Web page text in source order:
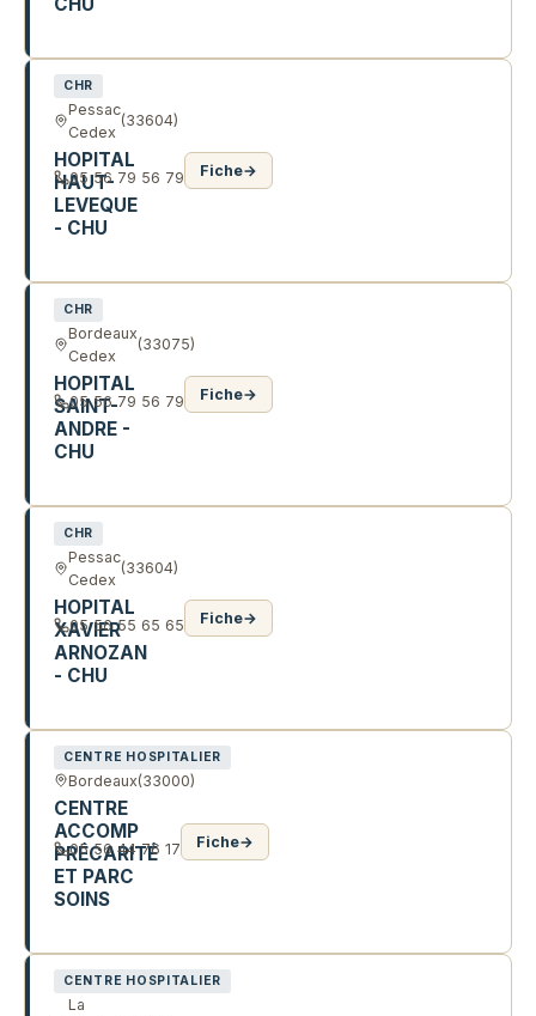
CHR
Pessac
Cedex
(33604)
HOPITAL
HAUT-
LEVEQUE
- CHU
05 56 79 56 79 Fiche→
CHR
Bordeaux
Cedex
(33075)
HOPITAL
SAINT-
ANDRE -
CHU
05 56 79 56 79 Fiche→
CHR
Pessac
Cedex
(33604)
HOPITAL
XAVIER
ARNOZAN
- CHU
05 56 55 65 65 Fiche→
CENTRE HOSPITALIER
Bordeaux(33000)
CENTRE
ACCOMP
PRÉCARITÉ
ET PARC
SOINS
05 56 44 76 17 Fiche→
CENTRE HOSPITALIER
La